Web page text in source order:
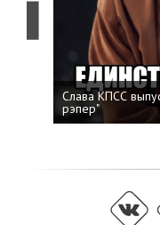
Слава КПСС
рэпер"